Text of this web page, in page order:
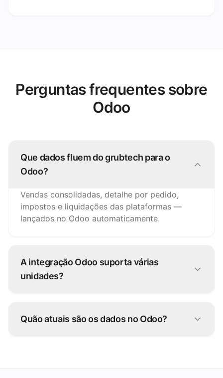
Perguntas frequentes sobre
Odoo
Que dados fluem do grubtech para o
Odoo?
Vendas consolidadas, detalhe por pedido,
impostos e liquidações das plataformas —
lançados no Odoo automaticamente.
A integração Odoo suporta várias
unidades?
Quão atuais são os dados no Odoo?